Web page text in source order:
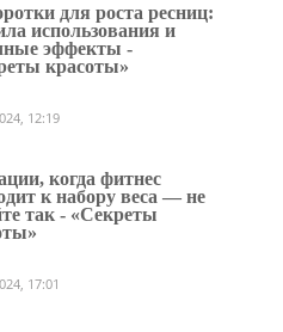
для роста ресниц:
использования и
эффекты -
красоты»
12:19
когда фитнес
к набору веса — не
так - «Секреты
17:01